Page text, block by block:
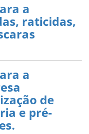
a
raticidas,
a
de
e pré-